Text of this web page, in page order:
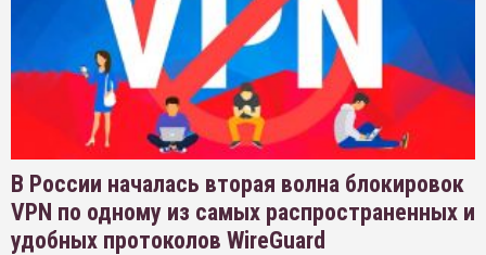
В России началась вторая волна блокировок
VPN по одному из самых распространенных и
удобных протоколов WireGuard